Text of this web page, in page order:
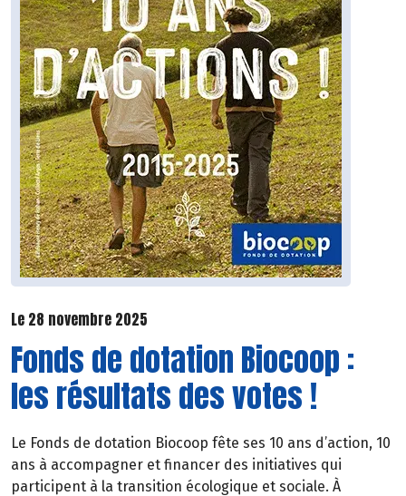
Le 28 novembre 2025
Fonds de dotation Biocoop :
les résultats des votes !
Le Fonds de dotation Biocoop fête ses 10 ans d’action, 10
ans à accompagner et financer des initiatives qui
participent à la transition écologique et sociale. À